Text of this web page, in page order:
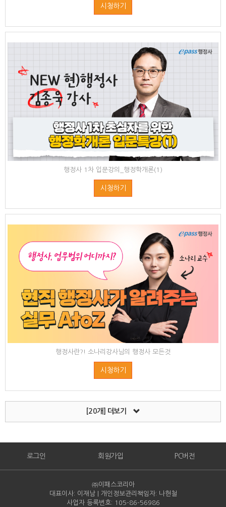
시청하기
행정사 1차 입문강의_행정학개론(1)
시청하기
행정사란?! 소나리강사님의 행정사 모든것
시청하기
[20개] 더보기
로그인 회원가입 PC버전
㈜이패스코리아
대표이사: 이재남 | 개인정보관리책임자: 나현철
사업자 등록번호: 105-86-56986